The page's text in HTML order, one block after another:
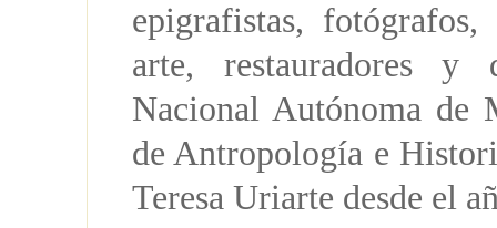
epigrafistas,
arte, restauradores y
Nacional Autónoma de
de Antropología e
Teresa Uriarte desde el